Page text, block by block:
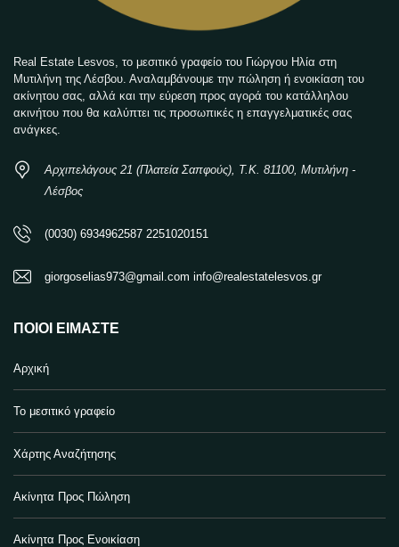
Real Estate Lesvos, το μεσιτικό γραφείο του Γιώργου Ηλία στη
Μυτιλήνη της Λέσβου. Αναλαμβάνουμε την πώληση ή ενοικίαση του
ακίνητου σας, αλλά και την εύρεση προς αγορά του κατάλληλου
ακινήτου που θα καλύπτει τις προσωπικές η επαγγελματικές σας
ανάγκες.
Αρχιπελάγους 21 (Πλατεία Σαπφούς), Τ.Κ. 81100, Μυτιλήνη -
Λέσβος
(0030) 6934962587 2251020151
giorgoselias973@gmail.com info@realestatelesvos.gr
ΠΟΙΟΙ ΕΊΜΑΣΤΕ
Αρχική
Το μεσιτικό γραφείο
Χάρτης Αναζήτησης
Ακίνητα Προς Πώληση
Ακίνητα Προς Ενοικίαση